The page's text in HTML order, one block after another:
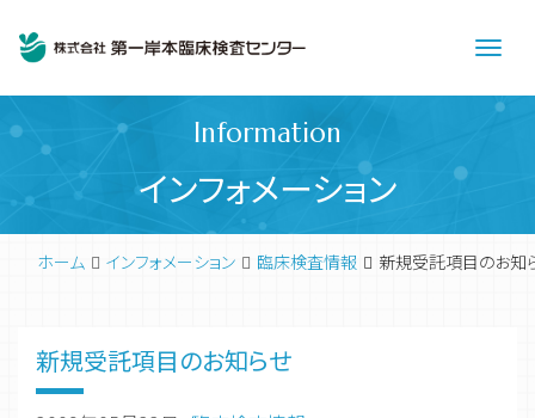
Information
インフォメーション
ホーム インフォメーション 臨床検査情報 新規受託項目のお知
新規受託項目のお知らせ